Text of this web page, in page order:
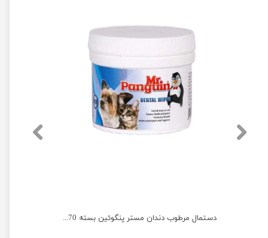
دستمال مرطوب دندان مستر پنگوئین بسته 70 عددی